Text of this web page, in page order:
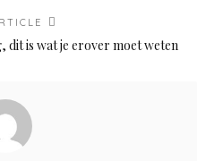
is wat je erover moet weten